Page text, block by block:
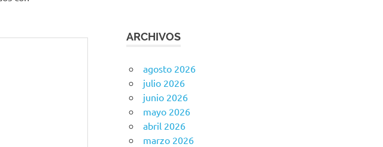
ARCHIVOS
agosto 2026
julio 2026
junio 2026
mayo 2026
abril 2026
marzo 2026